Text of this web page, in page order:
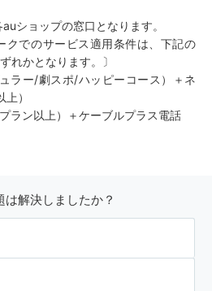
ショップの窓口となります。
クでのサービス適用条件は、下記の
かとなります。〕
ー/劇スポ/ハッピーコース）＋ネ
）
ン以上）＋ケーブルプラス電話
は解決しましたか？